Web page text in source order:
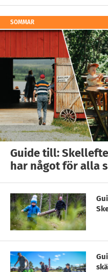
SOMMAR
Guide till:
har något för alla